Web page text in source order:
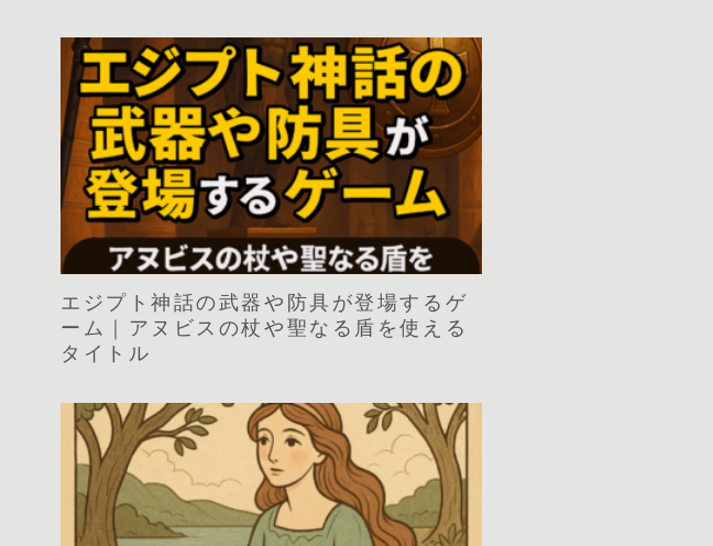
エジプト神話の武器や防具が登場するゲ
ーム｜アヌビスの杖や聖なる盾を使える
タイトル